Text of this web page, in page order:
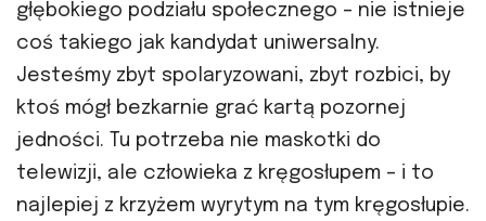
głębokiego podziału społecznego – nie istnieje
coś takiego jak kandydat uniwersalny.
Jesteśmy zbyt spolaryzowani, zbyt rozbici, by
ktoś mógł bezkarnie grać kartą pozornej
jedności. Tu potrzeba nie maskotki do
telewizji, ale człowieka z kręgosłupem – i to
najlepiej z krzyżem wyrytym na tym kręgosłupie.